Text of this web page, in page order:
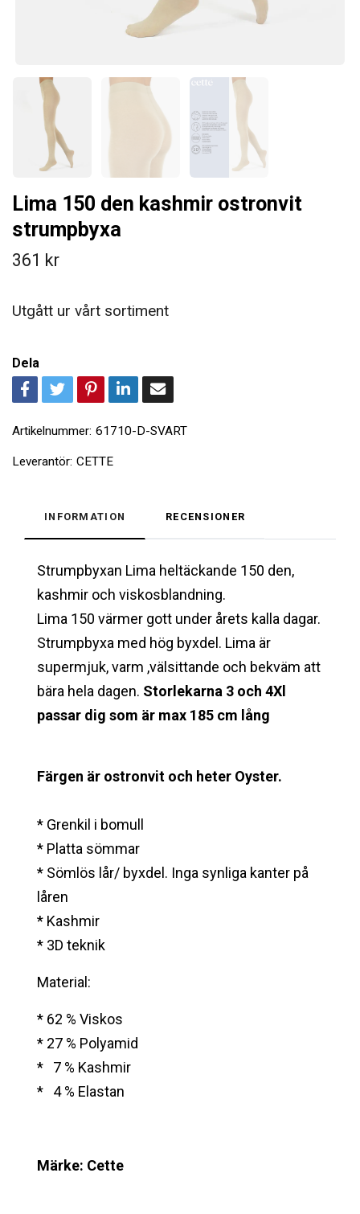
Lima 150 den kashmir ostronvit
strumpbyxa
361 kr
Utgått ur vårt sortiment
Dela
Artikelnummer: 61710-D-SVART
Leverantör: CETTE
INFORMATION RECENSIONER
Strumpbyxan Lima heltäckande 150 den,
kashmir och viskosblandning.
Lima 150 värmer gott under årets kalla dagar.
Strumpbyxa med hög byxdel. Lima är
supermjuk, varm ,välsittande och bekväm att
bära hela dagen. Storlekarna 3 och 4Xl
passar dig som är max 185 cm lång
Färgen är ostronvit och heter Oyster.
* Grenkil i bomull
* Platta sömmar
* Sömlös lår/ byxdel. Inga synliga kanter på
låren
* Kashmir
* 3D teknik
Material:
* 62 % Viskos
* 27 % Polyamid
* 7 % Kashmir
* 4 % Elastan
Märke: Cette